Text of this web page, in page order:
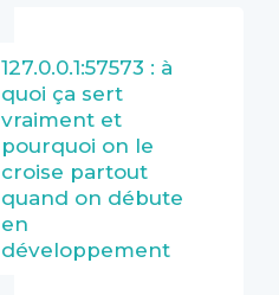
127.0.0.1:57573 : à
quoi ça sert
vraiment et
pourquoi on le
croise partout
quand on débute
en
développement